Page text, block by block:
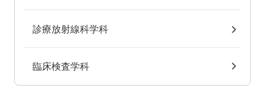
診療放射線科学科
臨床検査学科